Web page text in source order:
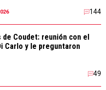
144
de Coudet: reunión con el
Carlo y le preguntaron
49